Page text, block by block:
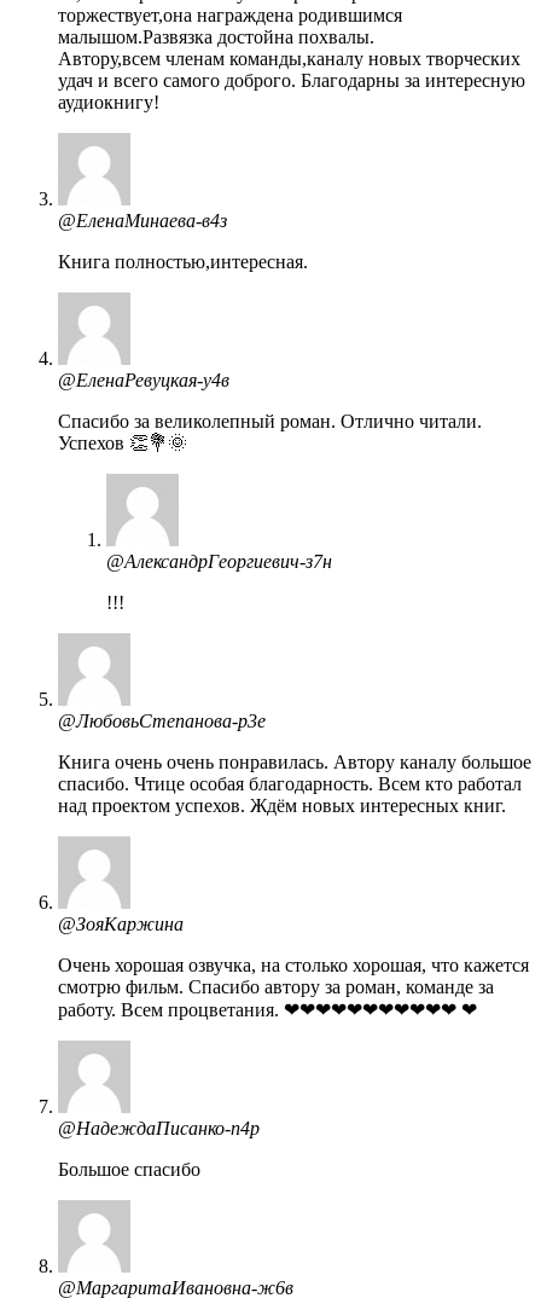
торжествует,она награждена родившимся
малышом.Развязка достойна похвалы.
Автору,всем членам команды,каналу новых творческих
удач и всего самого доброго. Благодарны за интересную
аудиокнигу!
@ЕленаМинаева-в4з
Книга полностью,интересная.
@ЕленаРевуцкая-у4в
Спасибо за великолепный роман. Отлично читали.
Успехов 👏💐🌞
@АлександрГеоргиевич-з7н
!!!
@ЛюбовьСтепанова-р3е
Книга очень очень понравилась. Автору каналу большое
спасибо. Чтице особая благодарность. Всем кто работал
над проектом успехов. Ждём новых интересных книг.
@ЗояКаржина
Очень хорошая озвучка, на столько хорошая, что кажется
смотрю фильм. Спасибо автору за роман, команде за
работу. Всем процветания. ❤❤❤❤❤❤❤❤❤❤❤ ❤
@НадеждаПисанко-п4р
Большое спасибо
@МаргаритаИвановна-ж6в